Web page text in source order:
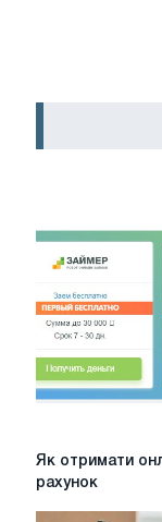
Як
отримати
Як отримати
рахунок